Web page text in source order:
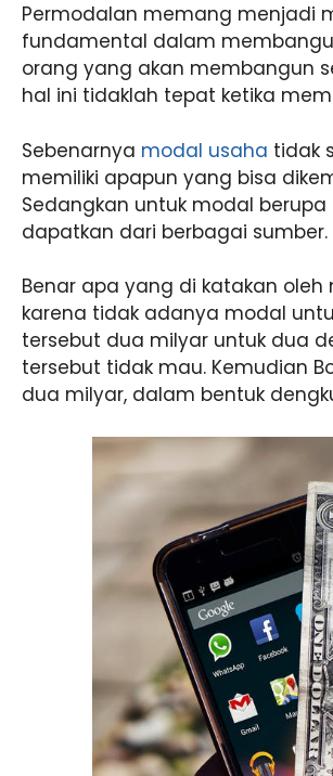
Permodalan memang menjadi
fundamental dalam
orang yang akan membangun
hal ini tidaklah tepat ketika
Sebenarnya modal usaha tidak
memiliki apapun yang bisa
Sedangkan untuk modal
dapatkan dari berbagai sumber.
Benar apa yang di katakan oleh
karena tidak adanya modal
tersebut dua milyar untuk dua
tersebut tidak mau. Kemudian
dua milyar, dalam bentuk